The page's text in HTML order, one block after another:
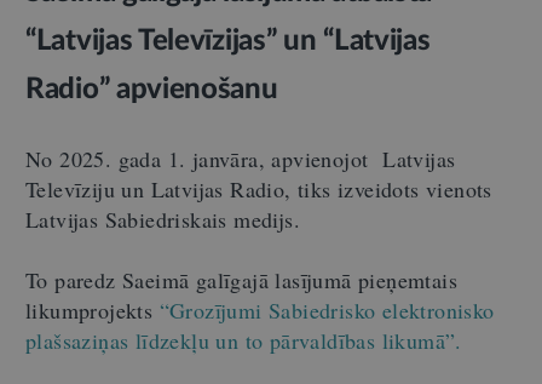
“Latvijas Televīzijas” un “Latvijas
Radio” apvienošanu
No 2025. gada 1. janvāra, apvienojot Latvijas
Televīziju un Latvijas Radio, tiks izveidots vienots
Latvijas Sabiedriskais medijs.
To paredz Saeimā galīgajā lasījumā pieņemtais
likumprojekts “Grozījumi Sabiedrisko elektronisko
plašsaziņas līdzekļu un to pārvaldības likumā”.